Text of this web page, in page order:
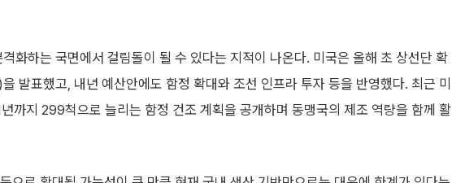
화하는 국면에서 걸림돌이 될 수 있다는 지적이 나온다. 미국은 올해 초 상선단 확
발표했고, 내년 예산안에도 함정 확대와 조선 인프라 투자 등을 반영했다. 최근 미
까지 299척으로 늘리는 함정 건조 계획을 공개하며 동맹국의 제조 역량을 함께 활